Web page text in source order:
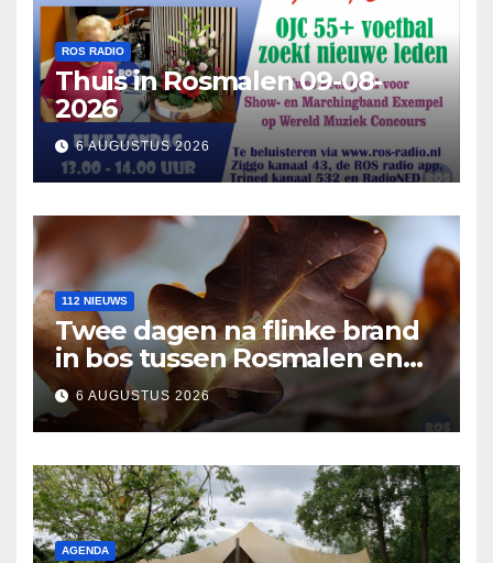
ROS RADIO
Thuis in Rosmalen 09-08-
2026
6 AUGUSTUS 2026
112 NIEUWS
Twee dagen na flinke brand
in bos tussen Rosmalen en
Nuland
6 AUGUSTUS 2026
AGENDA